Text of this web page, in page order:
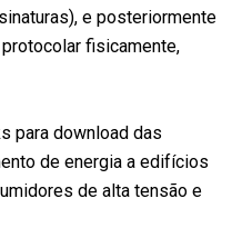
e posteriormente
fisicamente,
para download das
de energia a edifícios
de alta tensão e